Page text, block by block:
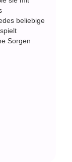
beliebige
Sorgen